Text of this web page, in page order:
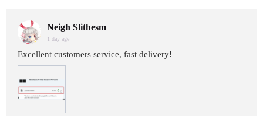
Neigh Slithesm
1 day age
Excellent customers service, fast delivery!